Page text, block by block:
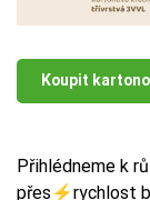
Koupit
Přihlédneme k
přes⚡rychlost